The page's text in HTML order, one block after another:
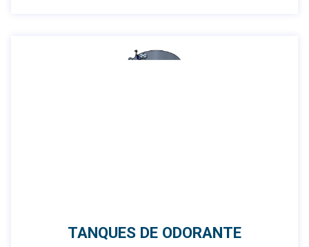
TANQUES DE ODORANTE